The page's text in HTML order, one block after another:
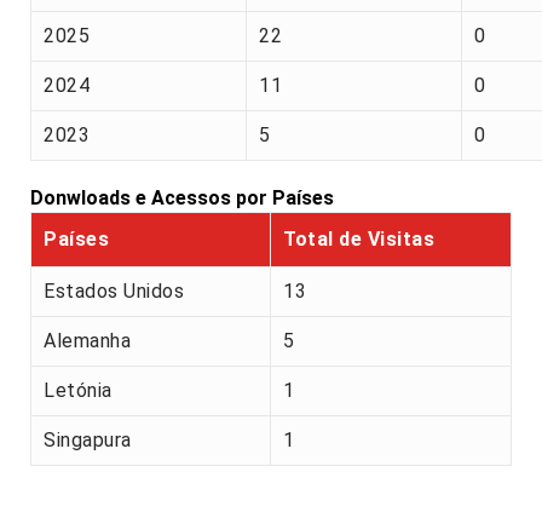
2025 22 0
2024 11 0
2023 5 0
Donwloads e Acessos por Países
Países
Total de Visitas
Estados Unidos 13
Alemanha 5
Letónia 1
Singapura 1